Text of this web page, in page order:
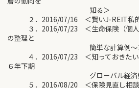
知る＞
２．2016/07/16 ＜賢いJ-REIT私的
３．2016/07/23 ＜生命保険（個人
の整理と
簡単な計算例～
４．2016/07/23 ＜知っておきたい
６年下期
グローバル経済動
５．2016/08/20 ＜保険見直し相談